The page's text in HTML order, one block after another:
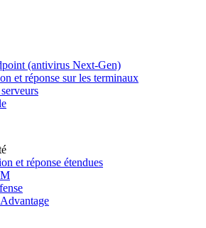
(antivirus Next-Gen)
et réponse sur les terminaux
et réponse étendues